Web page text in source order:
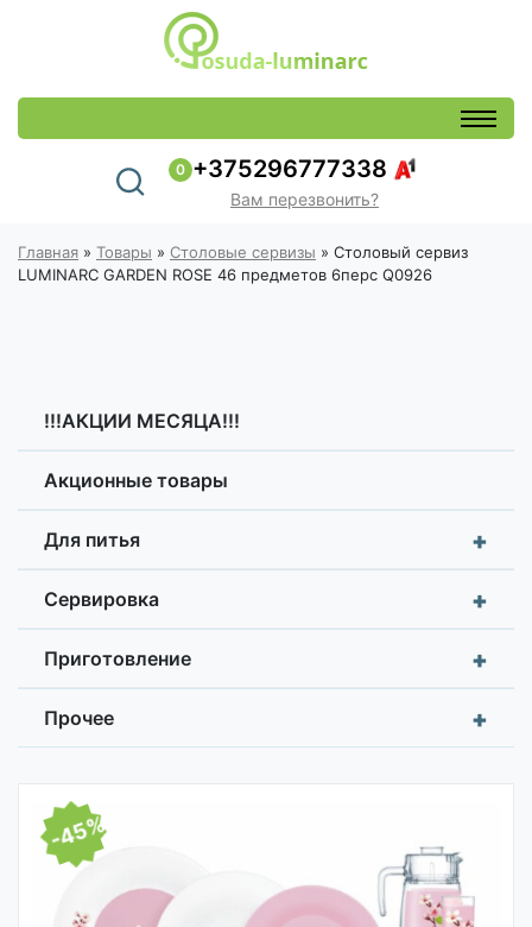
0 +375296777338
Вам перезвонить?
Главная » Товары » Столовые сервизы » Столовый сервиз
LUMINARC GARDEN ROSE 46 предметов 6перс Q0926
!!!АКЦИИ МЕСЯЦА!!!
Акционные товары
+
Для питья
+
Сервировка
+
Приготовление
+
Прочее
-45%